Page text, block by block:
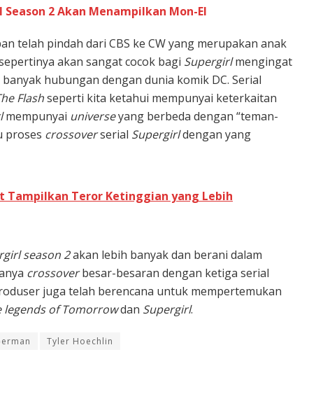
2 Akan Menampilkan Mon-El
telah pindah dari CBS ke CW yang merupakan anak
akan sangat cocok bagi Supergirlmengingat
hubungan dengan dunia komik DC. Serial
Flashseperti kita ketahui mempunyai keterkaitan
mempunyai universeyang berbeda dengan “teman-
proses crossoverserial Supergirldengan yang
Tampilkan Teror Ketinggian yang Lebih
season 2akan lebih banyak dan berani dalam
crossoverbesar-besaran dengan ketiga serial
juga telah berencana untuk mempertemukan
legends of Tomorrowdan Supergirl.
Tyler Hoechlin